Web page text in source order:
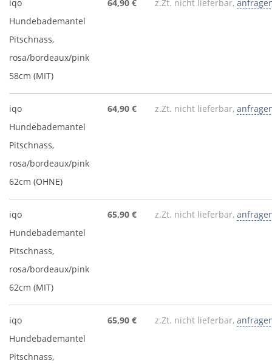
iqo
Hundebademantel
Pitschnass,
rosa/bordeaux/pink
58cm (MIT)
64,90 € z.Zt. nicht lieferbar,
iqo
Hundebademantel
Pitschnass,
rosa/bordeaux/pink
62cm (OHNE)
64,90 € z.Zt. nicht lieferbar,
iqo
Hundebademantel
Pitschnass,
rosa/bordeaux/pink
62cm (MIT)
65,90 € z.Zt. nicht lieferbar,
iqo
Hundebademantel
Pitschnass,
65,90 € z.Zt. nicht lieferbar,